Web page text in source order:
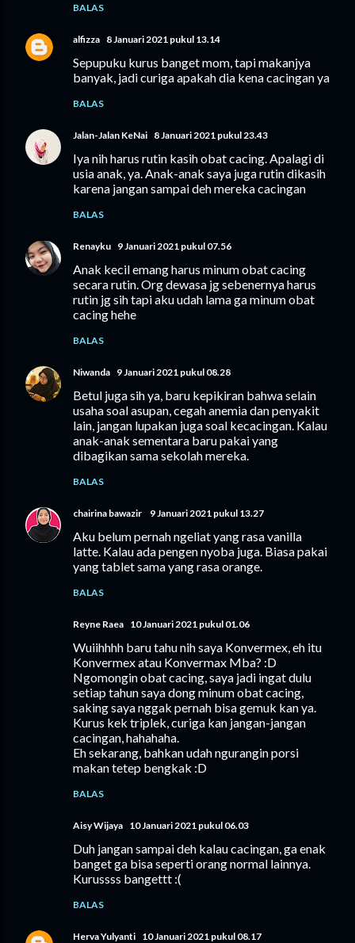
BALAS
alfizza 8 Januari 2021 pukul 13.14
Sepupuku kurus banget mom, tapi makanjya
banyak, jadi curiga apakah dia kena cacingan ya
BALAS
Jalan-Jalan KeNai 8 Januari 2021 pukul 23.43
Iya nih harus rutin kasih obat cacing. Apalagi di
usia anak, ya. Anak-anak saya juga rutin dikasih
karena jangan sampai deh mereka cacingan
BALAS
Renayku 9 Januari 2021 pukul 07.56
Anak kecil emang harus minum obat cacing
secara rutin. Org dewasa jg sebenernya harus
rutin jg sih tapi aku udah lama ga minum obat
cacing hehe
BALAS
Niwanda 9 Januari 2021 pukul 08.28
Betul juga sih ya, baru kepikiran bahwa selain
usaha soal asupan, cegah anemia dan penyakit
lain, jangan lupakan juga soal kecacingan. Kalau
anak-anak sementara baru pakai yang
dibagikan sama sekolah mereka.
BALAS
chairina bawazir 9 Januari 2021 pukul 13.27
Aku belum pernah ngeliat yang rasa vanilla
latte. Kalau ada pengen nyoba juga. Biasa pakai
yang tablet sama yang rasa orange.
BALAS
Reyne Raea 10 Januari 2021 pukul 01.06
Wuiihhhh baru tahu nih saya Konvermex, eh itu
Konvermex atau Konvermax Mba? :D
Ngomongin obat cacing, saya jadi ingat dulu
setiap tahun saya dong minum obat cacing,
saking saya nggak pernah bisa gemuk kan ya.
Kurus kek triplek, curiga kan jangan-jangan
cacingan, hahahaha.
Eh sekarang, bahkan udah ngurangin porsi
makan tetep bengkak :D
BALAS
Aisy Wijaya 10 Januari 2021 pukul 06.03
Duh jangan sampai deh kalau cacingan, ga enak
banget ga bisa seperti orang normal lainnya.
Kurussss bangettt :(
BALAS
Herva Yulyanti 10 Januari 2021 pukul 08.17